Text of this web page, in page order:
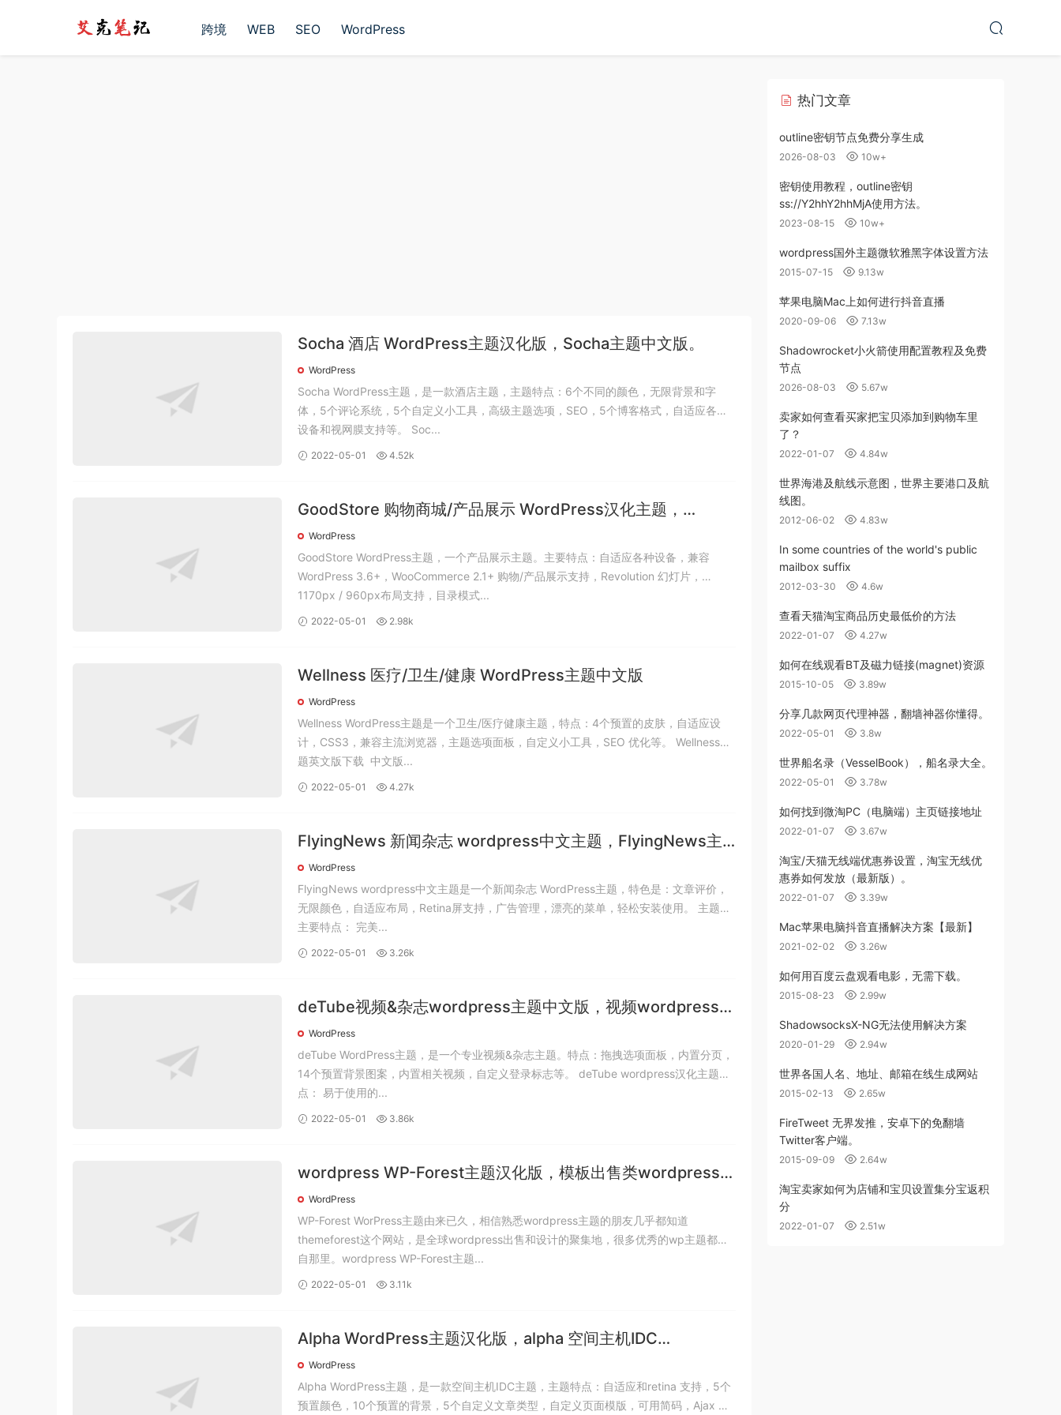
跨境 WEB SEO WordPress
Socha 酒店 WordPress主题汉化版，Socha主题中文版。
WordPress
Socha WordPress主题，是一款酒店主题，主题特点：6个不同的颜色，无限背景和字
体，5个评论系统，5个自定义小工具，高级主题选项，SEO，5个博客格式，自适应各种
设备和视网膜支持等。 Soc...
2022-05-01 4.52k
GoodStore 购物商城/产品展示 WordPress汉化主题，
GoodStore主题中文版。
WordPress
GoodStore WordPress主题，一个产品展示主题。主要特点：自适应各种设备，兼容
WordPress 3.6+，WooCommerce 2.1+ 购物/产品展示支持，Revolution 幻灯片，
1170px / 960px布局支持，目录模式...
2022-05-01 2.98k
Wellness 医疗/卫生/健康 WordPress主题中文版
WordPress
Wellness WordPress主题是一个卫生/医疗健康主题，特点：4个预置的皮肤，自适应设
计，CSS3，兼容主流浏览器，主题选项面板，自定义小工具，SEO 优化等。 Wellness主
题英文版下载 中文版...
2022-05-01 4.27k
FlyingNews 新闻杂志 wordpress中文主题，FlyingNews主
题汉化版。
WordPress
FlyingNews wordpress中文主题是一个新闻杂志 WordPress主题，特色是：文章评价，
无限颜色，自适应布局，Retina屏支持，广告管理，漂亮的菜单，轻松安装使用。 主题的
主要特点： 完美...
2022-05-01 3.26k
deTube视频&杂志wordpress主题中文版，视频wordpress主
题汉化版。
WordPress
deTube WordPress主题，是一个专业视频&杂志主题。特点：拖拽选项面板，内置分页，
14个预置背景图案，内置相关视频，自定义登录标志等。 deTube wordpress汉化主题特
点： 易于使用的...
2022-05-01 3.86k
wordpress WP-Forest主题汉化版，模板出售类wordpress主
题WP-Forest中文版。
WordPress
WP-Forest WorPress主题由来已久，相信熟悉wordpress主题的朋友几乎都知道
themeforest这个网站，是全球wordpress出售和设计的聚集地，很多优秀的wp主题都出
自那里。wordpress WP-Forest主题...
2022-05-01 3.11k
Alpha WordPress主题汉化版，alpha 空间主机IDC
WordPress中文主题。
WordPress
Alpha WordPress主题，是一款空间主机IDC主题，主题特点：自适应和retina 支持，5个
预置颜色，10个预置的背景，5个自定义文章类型，自定义页面模版，可用简码，Ajax 联
热门文章
outline密钥节点免费分享生成
2026-08-03 10w+
密钥使用教程，outline密钥
ss://Y2hhY2hhMjA使用方法。
2023-08-15 10w+
wordpress国外主题微软雅黑字体设置方法
2015-07-15 9.13w
苹果电脑Mac上如何进行抖音直播
2020-09-06 7.13w
Shadowrocket小火箭使用配置教程及免费
节点
2026-08-03 5.67w
卖家如何查看买家把宝贝添加到购物车里
了？
2022-01-07 4.84w
世界海港及航线示意图，世界主要港口及航
线图。
2012-06-02 4.83w
In some countries of the world's public
mailbox suffix
2012-03-30 4.6w
查看天猫淘宝商品历史最低价的方法
2022-01-07 4.27w
如何在线观看BT及磁力链接(magnet)资源
2015-10-05 3.89w
分享几款网页代理神器，翻墙神器你懂得。
2022-05-01 3.8w
世界船名录（VesselBook），船名录大全。
2022-05-01 3.78w
如何找到微淘PC（电脑端）主页链接地址
2022-01-07 3.67w
淘宝/天猫无线端优惠券设置，淘宝无线优
惠券如何发放（最新版）。
2022-01-07 3.39w
Mac苹果电脑抖音直播解决方案【最新】
2021-02-02 3.26w
如何用百度云盘观看电影，无需下载。
2015-08-23 2.99w
ShadowsocksX-NG无法使用解决方案
2020-01-29 2.94w
世界各国人名、地址、邮箱在线生成网站
2015-02-13 2.65w
FireTweet 无界发推，安卓下的免翻墙
Twitter客户端。
2015-09-09 2.64w
淘宝卖家如何为店铺和宝贝设置集分宝返积
分
2022-01-07 2.51w